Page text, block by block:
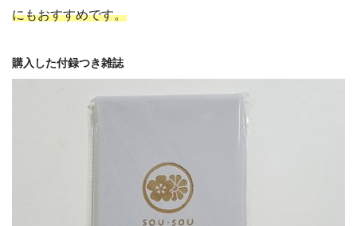
にもおすすめです。
購入した付録つき雑誌